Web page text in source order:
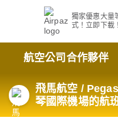
獨家優惠大量
式！立即下載！
航空公司合作夥伴
飛馬航空 /
琴國際機場的航